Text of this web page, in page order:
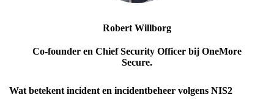
Robert Willborg
Co-founder en Chief Security Officer bij OneMore
Secure.
Wat betekent incident en incidentbeheer volgens NIS2